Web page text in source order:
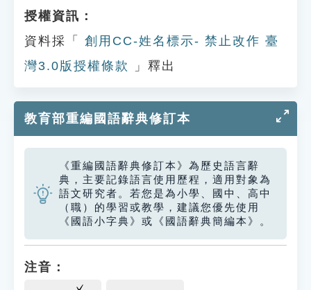
授權資訊：
資料採「
創用CC-姓名標示- 禁止改作 臺
灣3.0版授權條款
」釋出
教育部重編國語辭典修訂本
《重編國語辭典修訂本》為歷史語言辭
典，主要記錄語言使用歷程，適用對象為
語文研究者。若您是為小學、國中、高中
（職）的學習或教學，建議您優先使用
《國語小字典》或《國語辭典簡編本》。
注音：